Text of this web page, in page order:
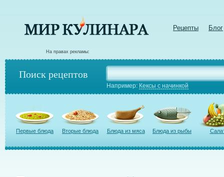
Рецепты Блог
На правах рекламы:
Поиск рецептов
Например: Кексы с начинкой
Первые блюда Вторые блюда Блюда из мяса Блюда из рыбы